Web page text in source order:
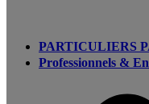
PARTICULIERS
Professionnels &